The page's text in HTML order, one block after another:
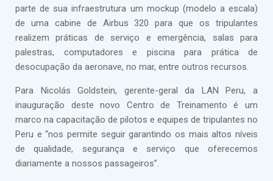
parte de sua infraestrutura um mockup (modelo a escala)
de uma cabine de Airbus 320 para que os tripulantes
realizem práticas de serviço e emergência, salas para
palestras, computadores e piscina para prática de
desocupação da aeronave, no mar, entre outros recursos.
Para Nicolás Goldstein, gerente-geral da LAN Peru, a
inauguração deste novo Centro de Treinamento é um
marco na capacitação de pilotos e equipes de tripulantes no
Peru e “nos permite seguir garantindo os mais altos níveis
de qualidade, segurança e serviço que oferecemos
diariamente a nossos passageiros”.